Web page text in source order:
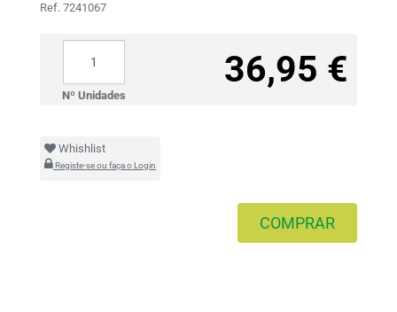
Ref. 7241067
36,95 €
Nº Unidades
Whishlist
Registe-se ou faça o Login
COMPRAR